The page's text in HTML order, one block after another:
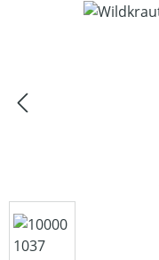
Bildergalerie